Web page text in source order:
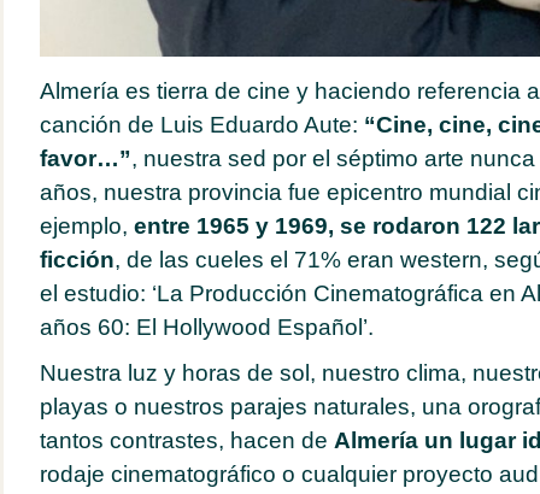
Almería es tierra de cine y haciendo referencia
canción de Luis Eduardo Aute: “Cine, cine,
favor…”, nuestra sed por el séptimo arte
años, nuestra provincia fue epicentro mundial
ejemplo, entre 1965 y 1969, se rodaron 122
ficción, de las cueles el 71% eran western,
el estudio: ‘La Producción Cinematográfica en
años 60: El Hollywood Español’.
Nuestra luz y horas de sol, nuestro clima,
playas o nuestros parajes naturales, una
tantos contrastes, hacen de Almería un lugar
rodaje cinematográfico o cualquier proyecto